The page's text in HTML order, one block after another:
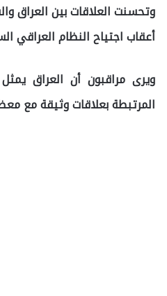
وتحسنت العلاقات بين العراق
أعقاب اجتياح النظام العراقي
ويرى مراقبون أن العراق
المرتبطة بعلاقات وثيقة مع